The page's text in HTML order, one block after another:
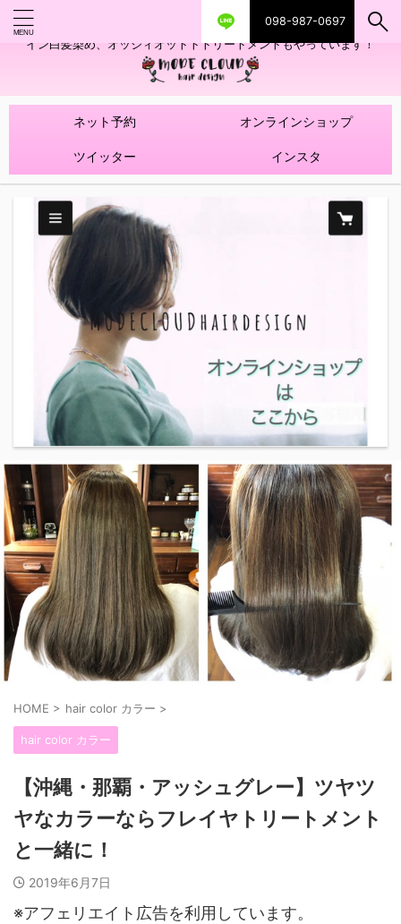
098-987-0697
艶ツヤヘアカラー！髪質改善トリートメントやハイライトを使ったデザ
イン白髪染め、オッジィオットトトリートメントもやっています！
ネット予約 オンラインショップ
ツイッター インスタ
HOME > hair color カラー >
hair color カラー
【沖縄・那覇・アッシュグレー】ツヤツ
ヤなカラーならフレイヤトリートメント
と一緒に！
2019年6月7日
※アフェリエイト広告を利用しています。